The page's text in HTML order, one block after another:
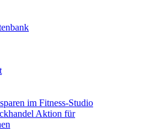
im Fitness-Studio
Aktion für